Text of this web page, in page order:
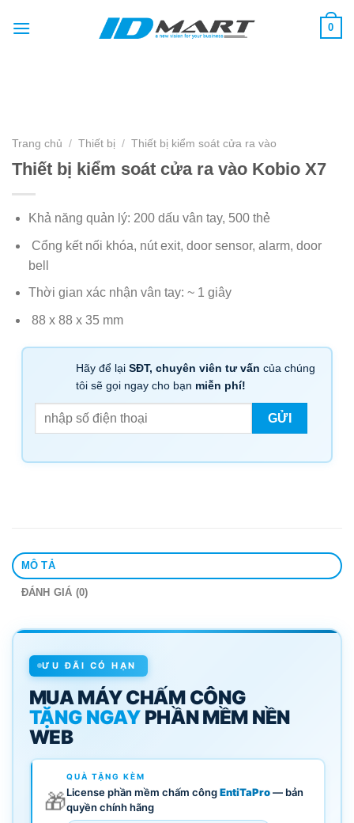
0
Trang chủ / Thiết bị / Thiết bị kiểm soát cửa ra vào
Thiết bị kiểm soát cửa ra vào Kobio X7
Khả năng quản lý: 200 dấu vân tay, 500 thẻ
Cổng kết nối khóa, nút exit, door sensor, alarm, door
bell
Thời gian xác nhận vân tay: ~ 1 giây
88 x 88 x 35 mm
Hãy để lạiSĐT, chuyên viên tư vấn của chúng
tôi sẽ gọi ngay cho bạn miễn phí!
MÔ TẢ
ĐÁNH GIÁ (0)
ƯU ĐÃI CÓ HẠN
MUA MÁY CHẤM CÔNG
TẶNG NGAYPHẦN MỀM NỀN
WEB
🎁
QUÀ TẶNG KÈM
License phần mềm chấm côngEntiTaPro— bản
quyền chính hãng